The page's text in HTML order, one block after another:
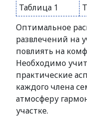
Таблица 1
Оптимальное
развлечений на
повлиять на
Необходимо
практические
каждого члена
атмосферу
участке.